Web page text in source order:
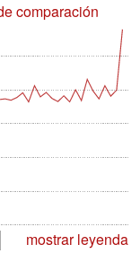
comparación
mostrar leyenda